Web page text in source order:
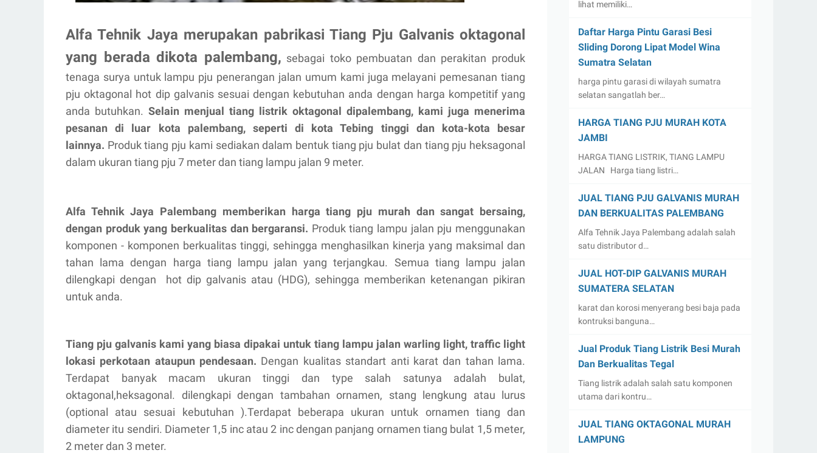
Alfa Tehnik Jaya merupakan pabrikasi Tiang Pju Galvanis oktagonal
yang berada dikota palembang, sebagai toko pembuatan dan perakitan produk
tenaga surya untuk lampu pju penerangan jalan umum kami juga melayani pemesanan tiang
pju oktagonal hot dip galvanis sesuai dengan kebutuhan anda dengan harga kompetitif yang
anda butuhkan. Selain menjual tiang listrik oktagonal dipalembang, kami juga menerima
pesanan di luar kota palembang, seperti di kotaTebing tinggi dan kota-kota besar
lainnya. Produk tiang pju kami sediakan dalam bentuk tiang pju bulat dan tiang pju heksagonal
dalam ukuran tiang pju 7 meter dan tiang lampu jalan 9 meter.
Alfa Tehnik Jaya Palembang memberikan harga tiang pju murah dan sangat bersaing,
dengan produk yang berkualitas dan bergaransi. Produk tiang lampu jalan pju menggunakan
komponen - komponen berkualitas tinggi, sehingga menghasilkan kinerja yang maksimal dan
tahan lama dengan harga tiang lampu jalan yang terjangkau. Semua tiang lampu jalan
dilengkapi dengan hot dip galvanis atau (HDG), sehingga memberikan ketenangan pikiran
untuk anda.
Tiang pju galvanis kami yang biasa dipakai untuk tiang lampu jalan warling light, traffic light
lokasi perkotaan ataupun pendesaan. Dengan kualitas standart anti karat dan tahan lama.
Terdapat banyak macam ukuran tinggi dan type salah satunya adalah bulat,
oktagonal,heksagonal. dilengkapi dengan tambahan ornamen, stang lengkung atau lurus
(optional atau sesuai kebutuhan ).Terdapat beberapa ukuran untuk ornamen tiang dan
diameter itu sendiri. Diameter 1,5 inc atau 2 inc dengan panjang ornamen tiang bulat 1,5 meter,
2 meter dan 3 meter.
lihat memiliki…
Daftar Harga Pintu Garasi Besi
Sliding Dorong Lipat Model Wina
Sumatra Selatan
harga pintu garasi di wilayah sumatra
selatan sangatlah ber…
HARGA TIANG PJU MURAH KOTA
JAMBI
HARGA TIANG LISTRIK, TIANG LAMPU
JALAN Harga tiang listri…
JUAL TIANG PJU GALVANIS MURAH
DAN BERKUALITAS PALEMBANG
Alfa Tehnik Jaya Palembang adalah salah
satu distributor d…
JUAL HOT-DIP GALVANIS MURAH
SUMATERA SELATAN
karat dan korosi menyerang besi baja pada
kontruksi banguna…
Jual Produk Tiang Listrik Besi Murah
Dan Berkualitas Tegal
Tiang listrik adalah salah satu komponen
utama dari kontru…
JUAL TIANG OKTAGONAL MURAH
LAMPUNG